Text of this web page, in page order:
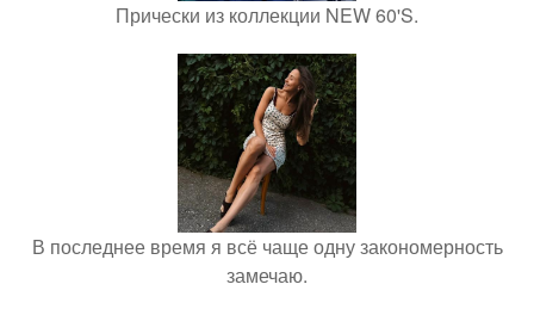
Прически из коллекции NEW 60'S.
В последнее время я всё чаще одну закономерность
замечаю.